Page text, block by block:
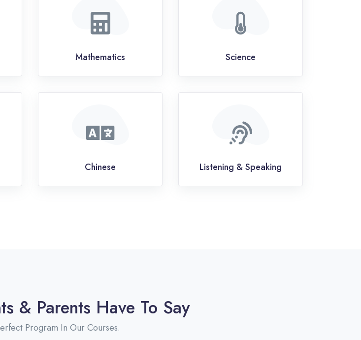
Mathematics Science
Chinese Listening & Speaking
& Parents Have To Say
Program In Our Courses.